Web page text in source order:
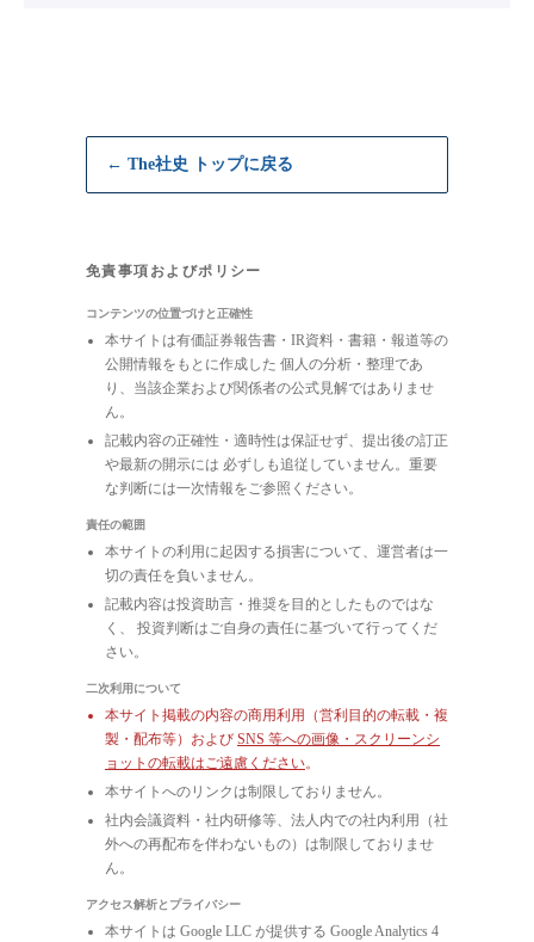
← The社史 トップに戻る
免責事項およびポリシー
コンテンツの位置づけと正確性
本サイトは有価証券報告書・IR資料・書籍・報道等の
公開情報をもとに作成した 個人の分析・整理であ
り、当該企業および関係者の公式見解ではありませ
ん。
記載内容の正確性・適時性は保証せず、提出後の訂正
や最新の開示には 必ずしも追従していません。重要
な判断には一次情報をご参照ください。
責任の範囲
本サイトの利用に起因する損害について、運営者は一
切の責任を負いません。
記載内容は投資助言・推奨を目的としたものではな
く、 投資判断はご自身の責任に基づいて行ってくだ
さい。
二次利用について
本サイト掲載の内容の商用利用（営利目的の転載・複
製・配布等）および SNS 等への画像・スクリーンシ
ョットの転載はご遠慮ください。
本サイトへのリンクは制限しておりません。
社内会議資料・社内研修等、法人内での社内利用（社
外への再配布を伴わないもの）は制限しておりませ
ん。
アクセス解析とプライバシー
本サイトは Google LLC が提供する Google Analytics 4